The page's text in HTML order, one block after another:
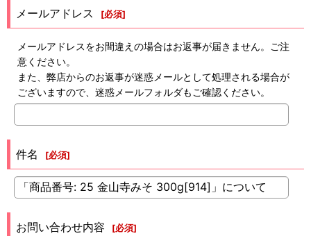
メールアドレス [必須]
メールアドレスをお間違えの場合はお返事が届きません。ご注
意ください。
また、弊店からのお返事が迷惑メールとして処理される場合が
ございますので、迷惑メールフォルダもご確認ください。
件名 [必須]
お問い合わせ内容 [必須]